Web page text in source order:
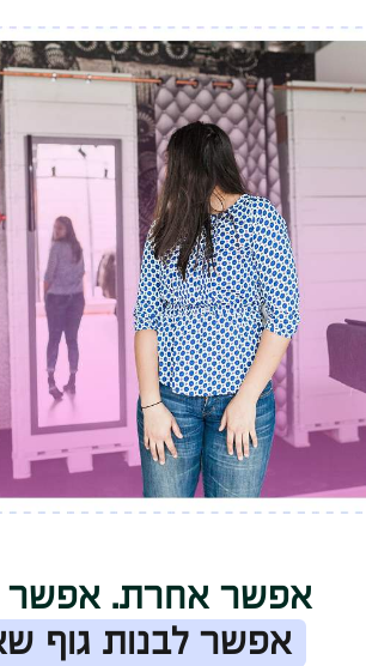
אפשר אחרת. אפשר
אפשר לבנות גוף